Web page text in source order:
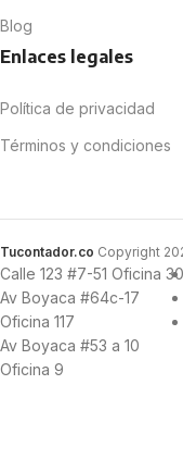
Blog
Enlaces legales
Política de privacidad
Términos y condiciones
Tucontador.co Copyright
Calle 123 #7-51 Oficina
Av Boyaca #64c-17
Oficina 117
Av Boyaca #53 a 10
Oficina 9